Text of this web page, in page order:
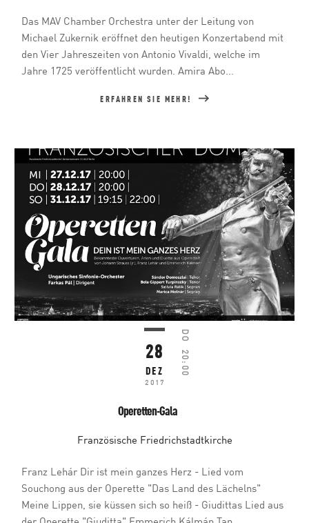
Das MAV Chamber Orchestra unter der Leitung von
Michael Zukernik eröffnet den heutigen Konzertabend mit
den Vier Jahreszeiten von Antonio Vivaldi, welche im
Jahre 1725 veröffentlicht wurden. Amira Abo...
ERFAHREN SIE MEHR!
28
DEZ
2017
DO
20:00
Operetten-Gala
Französische Friedrichstadtkirche
Franz Lehár Dir ist mein ganzes Herz - Lied vom
Souchong aus der Operette "Das Land des Lächelns"
Meine Lippen, sie küssen sich so heiß - Giudittas Lied aus